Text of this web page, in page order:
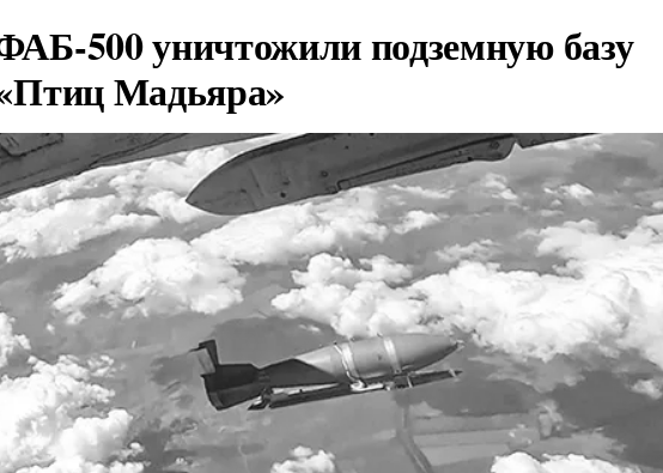
500 уничтожили подземную базу
Мадьяра»